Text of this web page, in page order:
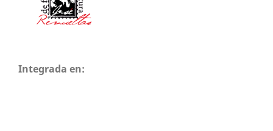
Integrada en: